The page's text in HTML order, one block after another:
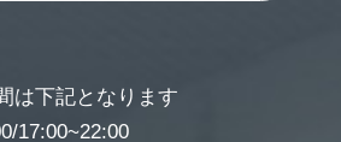
は下記となります